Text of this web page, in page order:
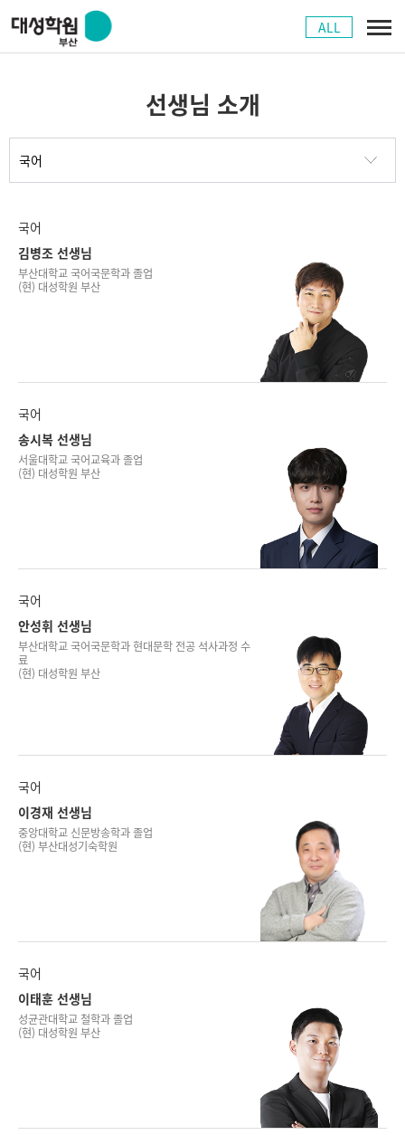
ALL
선생님 소개
국어
김병조 선생님
부산대학교 국어국문학과 졸업
(현) 대성학원 부산
국어
송시복 선생님
서울대학교 국어교육과 졸업
(현) 대성학원 부산
국어
안성휘 선생님
부산대학교 국어국문학과 현대문학 전공 석사과정 수
료
(현) 대성학원 부산
국어
이경재 선생님
중앙대학교 신문방송학과 졸업
(현) 부산대성기숙학원
국어
이태훈 선생님
성균관대학교 철학과 졸업
(현) 대성학원 부산